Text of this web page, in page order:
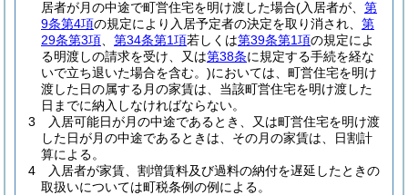
居者が月の中途で町営住宅を明け渡した場合(入居者が、 第
9条第4項の規定により入居予定者の決定を取り消され、 第
29条第3項
第34条第1項若しくは第39条第1項の規定によ
る明渡しの請求を受け、又は第38条に規定する手続を経な
いで立ち退いた場合を含む。)においては、町営住宅を明け
渡した日の属する月の家賃は、当該町営住宅を明け渡した
日までに納入しなければならない。
3
入居可能日が月の中途であるとき、又は町営住宅を明け渡
した日が月の中途であるときは、その月の家賃は、日割計
算による。
4
入居者が家賃、割増賃料及び過料の納付を遅延したときの
取扱いについては町税条例の例による。